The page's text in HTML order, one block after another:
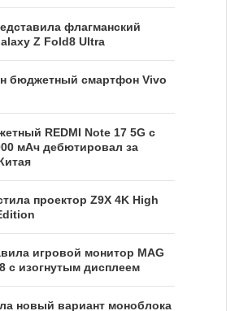
флагманский
Z Fold8 Ultra
бюджетный смартфон Vivo
REDMI Note 17 5G с
мАч дебютировал за
проектор Z9X 4K High
игровой монитор MAG
с изогнутым дисплеем
новый вариант моноблока